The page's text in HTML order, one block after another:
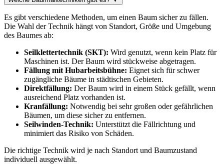
Es gibt verschiedene Methoden, um einen Baum sicher zu fällen.
Die Wahl der Technik hängt von Standort, Größe und Umgebung
des Baumes ab:
Seilklettertechnik (SKT): Wird genutzt, wenn kein Platz für
Maschinen ist. Der Baum wird stückweise abgetragen.
Fällung mit Hubarbeitsbühne: Eignet sich für schwer
zugängliche Bäume in städtischen Gebieten.
Direktfällung: Der Baum wird in einem Stück gefällt, wenn
ausreichend Platz vorhanden ist.
Kranfällung: Notwendig bei sehr großen oder gefährlichen
Bäumen, um diese sicher zu entfernen.
Seilwinden-Technik: Unterstützt die Fällrichtung und
minimiert das Risiko von Schäden.
Die richtige Technik wird je nach Standort und Baumzustand
individuell ausgewählt.